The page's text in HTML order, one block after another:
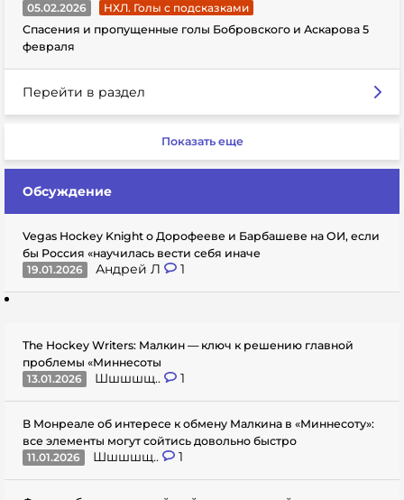
05.02.2026
НХЛ. Голы с подсказками
Спасения и пропущенные голы Бобровского и Аскарова 5
февраля
Перейти в раздел
Показать еще
Обсуждение
Vegas Hockey Knight о Дорофееве и Барбашеве на ОИ, если
бы Россия «научилась вести себя иначе
19.01.2026
Андрей Л 1
The Hockey Writers: Малкин — ключ к решению главной
проблемы «Миннесоты
13.01.2026
Шшшшщ.. 1
В Монреале об интересе к обмену Малкина в «Миннесоту»:
все элементы могут сойтись довольно быстро
11.01.2026
Шшшшщ.. 1